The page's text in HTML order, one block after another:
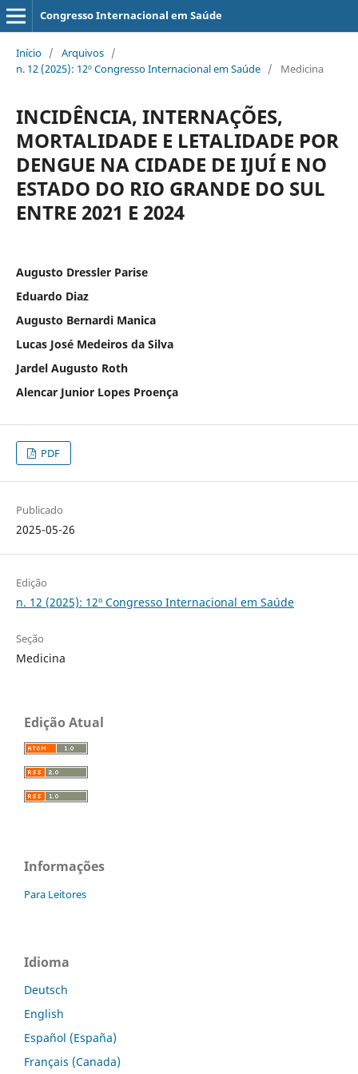
Congresso Internacional em Saúde
Início / Arquivos /
n. 12 (2025): 12º Congresso Internacional em Saúde / Medicina
INCIDÊNCIA, INTERNAÇÕES,
MORTALIDADE E LETALIDADE POR
DENGUE NA CIDADE DE IJUÍ E NO
ESTADO DO RIO GRANDE DO SUL
ENTRE 2021 E 2024
Augusto Dressler Parise
Eduardo Diaz
Augusto Bernardi Manica
Lucas José Medeiros da Silva
Jardel Augusto Roth
Alencar Junior Lopes Proença
PDF
Publicado
2025-05-26
Edição
n. 12 (2025): 12º Congresso Internacional em Saúde
Seção
Medicina
Edição Atual
Informações
Para Leitores
Idioma
Deutsch
English
Español (España)
Français (Canada)